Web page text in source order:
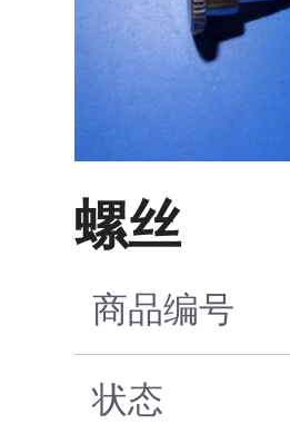
螺丝
商品编号
状态